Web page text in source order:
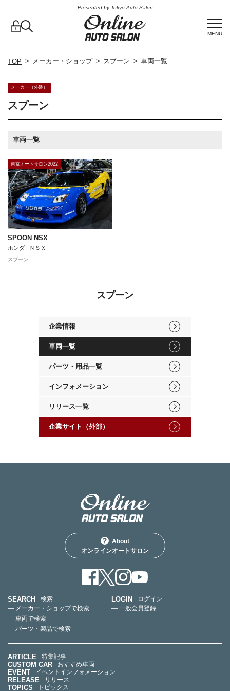
Presented by Tokyo Auto Salon
MENU
TOP メーカー・ショップ スプーン 車両一覧
メーカー（外装）
スプーン
車両一覧
東京オートサロン2022
SPOON NSX
ホンダ | ＮＳＸ
スプーン
スプーン
企業情報
車両一覧
パーツ・用品一覧
インフォメーション
リリース一覧
企業サイト（外部）
About
オンラインオートサロン
SEARCH
検索
— メーカー・ショップで検索
— 車両で検索
— パーツ・製品で検索
LOGIN
ログイン
— 一般会員登録
ARTICLE 特集記事
CUSTOM CAR おすすめ車両
EVENT イベントインフォメーション
RELEASE リリース
TOPICS トピックス